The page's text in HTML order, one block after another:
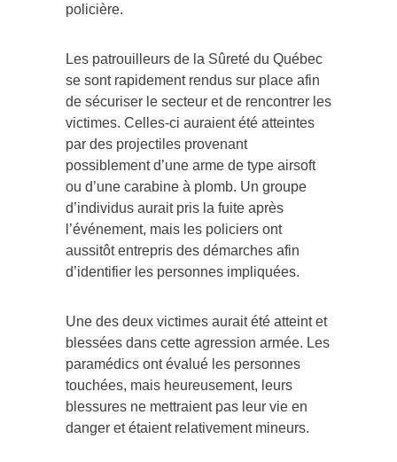
policière.
Les patrouilleurs de la Sûreté du Québec
se sont rapidement rendus sur place afin
de sécuriser le secteur et de rencontrer les
victimes. Celles-ci auraient été atteintes
par des projectiles provenant
possiblement d’une arme de type airsoft
ou d’une carabine à plomb. Un groupe
d’individus aurait pris la fuite après
l’événement, mais les policiers ont
aussitôt entrepris des démarches afin
d’identifier les personnes impliquées.
Une des deux victimes aurait été atteint et
blessées dans cette agression armée. Les
paramédics ont évalué les personnes
touchées, mais heureusement, leurs
blessures ne mettraient pas leur vie en
danger et étaient relativement mineurs.